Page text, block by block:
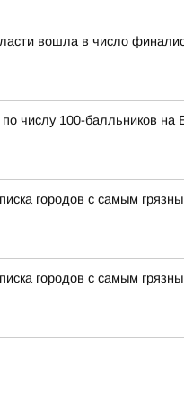
вошла в число
числу 100-балльников на
городов с самым
городов с самым